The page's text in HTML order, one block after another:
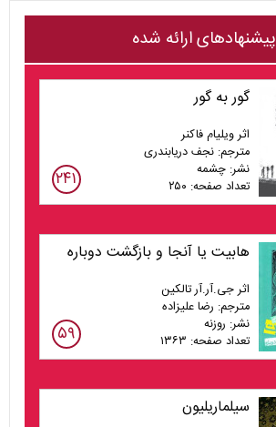
پیشنهادهای ارائه شده
گور به گور
اثر ویلیام فاکنر
مترجم: نجف دریابندری
نشر: چشمه
تعداد صفحه: ۲۵۰
۲۴۱
هابیت یا آنجا و بازگشت دوباره
اثر جی.آر.آر تالکین
مترجم: رضا علیزاده
نشر: روزنه
تعداد صفحه: ۱۳۶۳
۵۹
سیلماریلیون